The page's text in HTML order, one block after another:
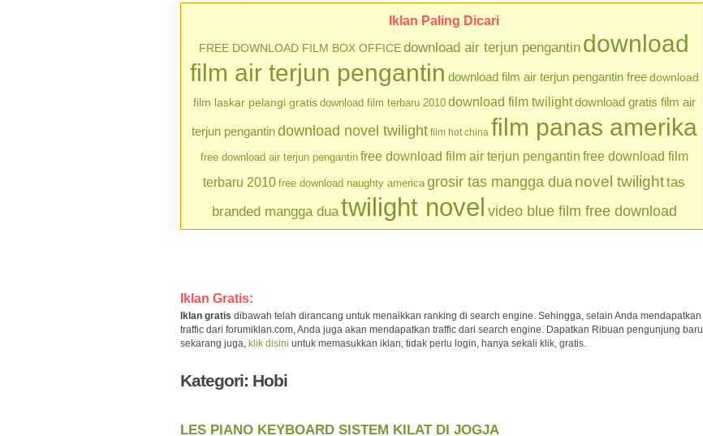
Iklan Paling Dicari
FREE DOWNLOAD FILM BOX OFFICEdownload air terjun pengantin download
film air terjun pengantin download film air terjun pengantin free download
film laskar pelangi gratis download film terbaru 2010 download film twilight download gratis film air
terjun pengantin download novel twilight film hot china film panas amerika
free download air terjun pengantin free download film air terjun pengantin free download film
terbaru 2010 free download naughty america grosir tas mangga dua novel twilighttas
branded mangga duatwilight novel video blue film free download
Iklan Gratis:
Iklan gratis dibawah telah dirancang untuk menaikkan ranking di search engine. Sehingga, selain Anda mendapatkan
traffic dari forumiklan.com, Anda juga akan mendapatkan traffic dari search engine. Dapatkan Ribuan pengunjung baru
sekarang juga, klik disini untuk memasukkan iklan, tidak perlu login, hanya sekali klik, gratis.
Kategori: Hobi
LES PIANO KEYBOARD SISTEM KILAT DI JOGJA